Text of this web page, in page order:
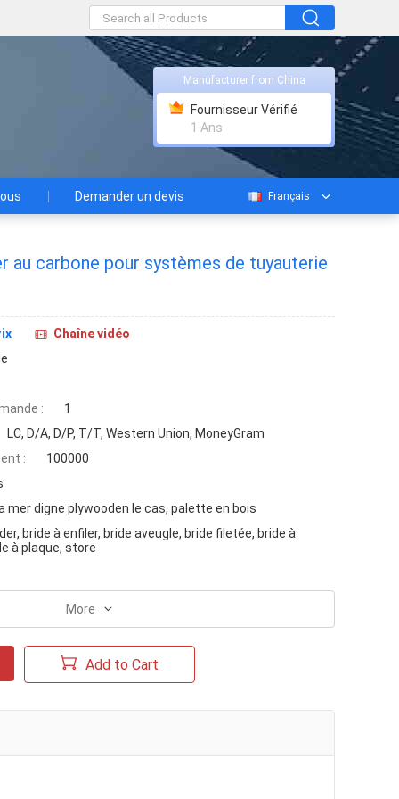
Manufacturer from China
Fournisseur Vérifié
1 Ans
Demander un devis Français
au carbone pour systèmes de tuyauterie
Chaîne vidéo
:
1
LC, D/A, D/P, T/T, Western Union, MoneyGram
:
100000
mer digne plywooden le cas, palette en bois
bride à enfiler, bride aveugle, bride filetée, bride à
à plaque, store
More
Add to Cart